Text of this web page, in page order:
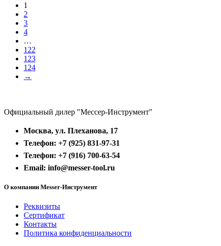
1
2
3
4
…
122
123
124
→
Официальный дилер "Мессер-Инструмент"
Москва, ул. Плеханова, 17
Телефон: +7 (925) 831-97-31
Телефон: +7 (916) 700-63-54
Email: info@messer-tool.ru
О компании Messer-Инструмент
Реквизиты
Сертификат
Контакты
Политика конфиденциальности